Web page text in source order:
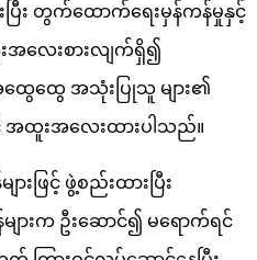
ြီး တွက်ထောက်ရေးမှန်ကန်မှုနှင့်
လေးစားလျက်ရှိ၍
ထွေထွေ အသုံးပြုသူ များ၏
အထူးအလေးထားပါသည်။
းဖြင့် ဖွဲ့စည်းထားပြီး
ျားက ဦးဆောင်၍ မရောက်ရင်